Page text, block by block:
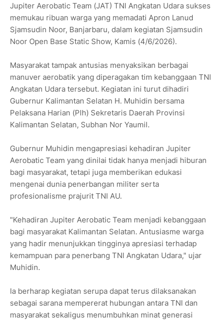
Jupiter Aerobatic Team (JAT) TNI Angkatan Udara sukses
memukau ribuan warga yang memadati Apron Lanud
Sjamsudin Noor, Banjarbaru, dalam kegiatan Sjamsudin
Noor Open Base Static Show, Kamis (4/6/2026).
Masyarakat tampak antusias menyaksikan berbagai
manuver aerobatik yang diperagakan tim kebanggaan TNI
Angkatan Udara tersebut. Kegiatan ini turut dihadiri
Gubernur Kalimantan Selatan H. Muhidin bersama
Pelaksana Harian (Plh) Sekretaris Daerah Provinsi
Kalimantan Selatan, Subhan Nor Yaumil.
Gubernur Muhidin mengapresiasi kehadiran Jupiter
Aerobatic Team yang dinilai tidak hanya menjadi hiburan
bagi masyarakat, tetapi juga memberikan edukasi
mengenai dunia penerbangan militer serta
profesionalisme prajurit TNI AU.
"Kehadiran Jupiter Aerobatic Team menjadi kebanggaan
bagi masyarakat Kalimantan Selatan. Antusiasme warga
yang hadir menunjukkan tingginya apresiasi terhadap
kemampuan para penerbang TNI Angkatan Udara," ujar
Muhidin.
Ia berharap kegiatan serupa dapat terus dilaksanakan
sebagai sarana mempererat hubungan antara TNI dan
masyarakat sekaligus menumbuhkan minat generasi